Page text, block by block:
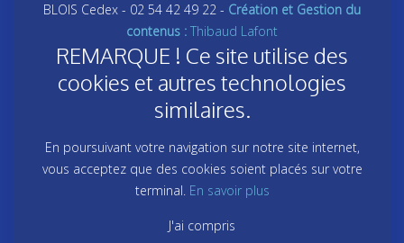
BLOIS Cedex - 02 54 42 49 22 - Création et Gestion du
contenus : Thibaud Lafont
REMARQUE ! Ce site utilise des
cookies et autres technologies
similaires.
En poursuivant votre navigation sur notre site internet,
vous acceptez que des cookies soient placés sur votre
terminal. En savoir plus
J'ai compris